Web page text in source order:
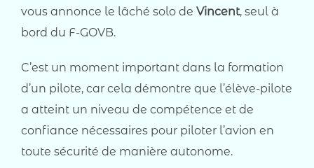
vous annonce le lâché solo de Vincent, seul à
bord du F-GOVB.
C’est un moment important dans la formation
d’un pilote, car cela démontre que l’élève-pilote
a atteint un niveau de compétence et de
confiance nécessaires pour piloter l’avion en
toute sécurité de manière autonome.